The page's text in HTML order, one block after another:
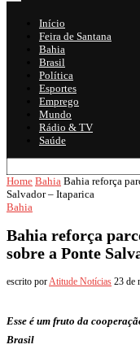
Início
Feira de Santana
Bahia
Brasil
Política
Esportes
Emprego
Mundo
Rádio & TV
Saúde
Home Bahia Bahia reforça
Salvador – Itaparica
Bahia
Bahia reforça
sobre a Ponte
escrito porAtitude Notícias 23 de
Esse é um fruto da
Brasil